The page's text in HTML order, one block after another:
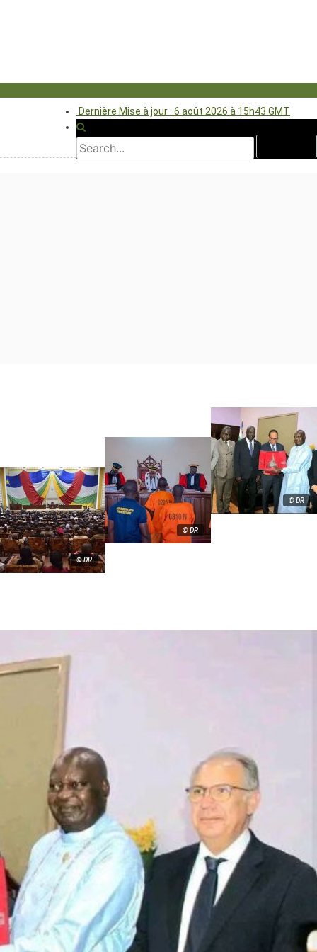
Dernière Mise à jour : 6 août 2026 à 15h43 GMT
© DR
© DR
© DR